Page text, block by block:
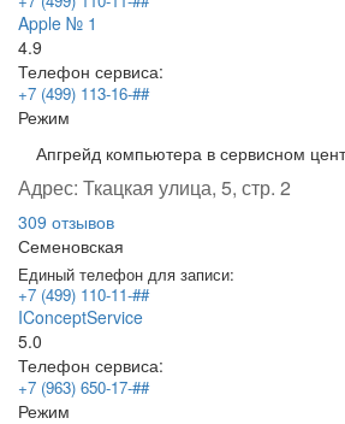
Apple № 1
4.9
Телефон сервиса:
+7 (499) 113-16-##
Режим
Апгрейд компьютера в сервисном
Адрес: Ткацкая улица, 5, стр. 2
309 отзывов
Семеновская
Единый телефон для записи:
+7 (499) 110-11-##
IConceptService
5.0
Телефон сервиса:
+7 (963) 650-17-##
Режим